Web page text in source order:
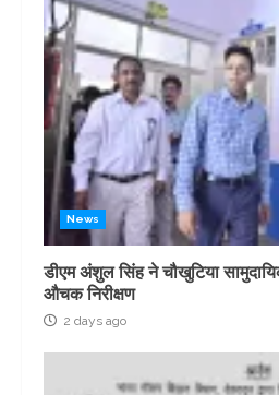
News
डीएम अंशुल सिंह ने चौखुटिया
औचक निरीक्षण
2 days ago